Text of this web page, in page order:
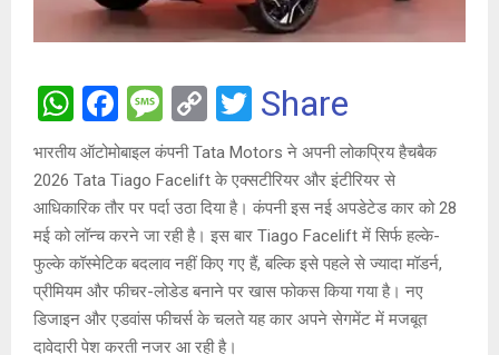
W
h
at
s
A
p
p
F
a
ce
b
o
o
k
M
es
s
a
g
e
C
o
py
Li
n
k
T
wi
tt
er
Share
भारतीय ऑटोमोबाइल कंपनी Tata Motors ने अपनी लोकप्रिय हैचबैक
2026 Tata Tiago Facelift के एक्सटीरियर और इंटीरियर से
आधिकारिक तौर पर पर्दा उठा दिया है। कंपनी इस नई अपडेटेड कार को 28
मई को लॉन्च करने जा रही है। इस बार Tiago Facelift में सिर्फ हल्के-
फुल्के कॉस्मेटिक बदलाव नहीं किए गए हैं, बल्कि इसे पहले से ज्यादा मॉडर्न,
प्रीमियम और फीचर-लोडेड बनाने पर खास फोकस किया गया है। नए
डिजाइन और एडवांस फीचर्स के चलते यह कार अपने सेगमेंट में मजबूत
दावेदारी पेश करती नजर आ रही है।